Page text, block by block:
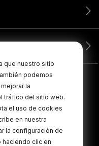
que nuestro sitio
podemos
la
tráfico del sitio web.
el uso de cookies
en nuestra
la configuración de
clic en